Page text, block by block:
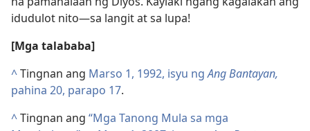
idudulot nito​—sa langit at sa lupa!
[Mga talababa]
^Tingnan ang Marso 1, 1992, isyu ngAng Bantayan,
pahina 20, parapo 17.
^Tingnan ang “Mga Tanong Mula sa mga